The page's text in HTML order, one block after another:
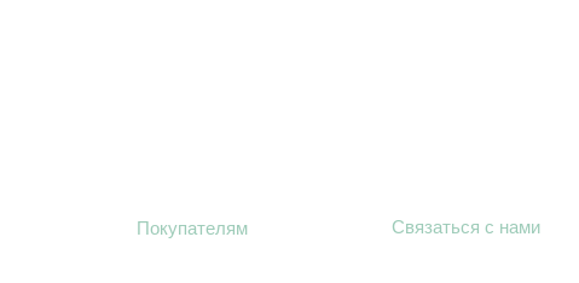
Связаться с нами
Покупателям